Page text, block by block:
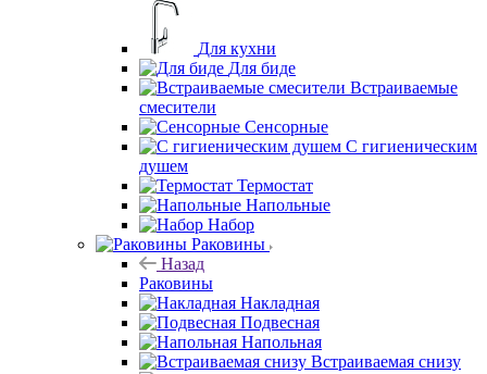
Для кухни
Для биде
Встраиваемые
смесители
Сенсорные
С гигиеническим
душем
Термостат
Напольные
Набор
Раковины
Назад
Раковины
Накладная
Подвесная
Напольная
Встраиваемая снизу